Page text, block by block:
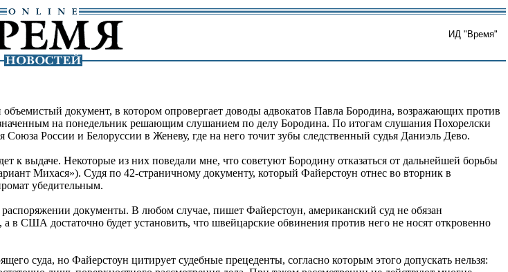
ИД "Время"
документ, в котором опровергает доводы адвокатов Павла Бородина, возражающих против
на понедельник решающим слушанием по делу Бородина. По итогам слушания Похорелски
России и Белоруссии в Женеву, где на него точит зубы следственный судья Даниэль Дево.
к выдаче. Некоторые из них поведали мне, что советуют Бородину отказаться от дальнейшей борьбы
Михася»). Судя по 42-страничному документу, который Файерстоун отнес во вторник в
убедительным.
документы. В любом случае, пишет Файерстоун, американский суд не обязан
в США достаточно будет установить, что швейцарские обвинения против него не носят откровенно
суда, но Файерстоун цитирует судебные прецеденты, согласно которым этого допускать нельзя: